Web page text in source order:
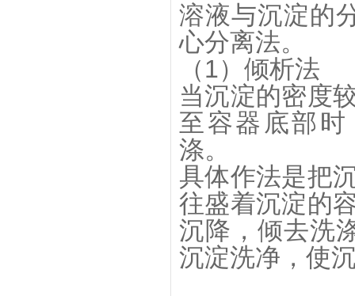
溶液与沉淀的
心分离法。
（1）倾析法
当沉淀的密度
至容器底部
涤。
具体作法是把
往盛着沉淀的
沉降，倾去洗
沉淀洗净，使